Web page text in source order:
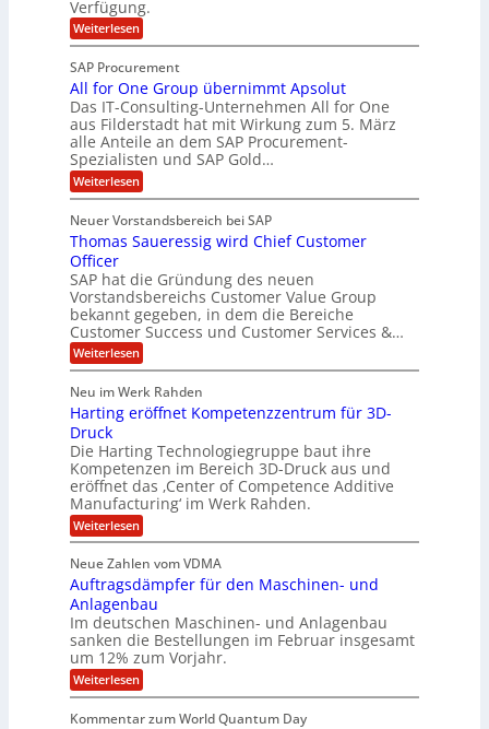
g
c
h
f
b
e
i
I
F
S
S
p
e
z
i
a
l
i
s
J
u
l
i
a
H
u
b
e
r
ä
l
t
6
5
M
i
l
l
i
o
n
p
p
n
e
n
n
t
C
T
O
V
P
S
a
l
e
s
n
g
i
n
e
r
i
n
g
f
ü
r
E
Verfügung.
Weiterlesen:
O
-
S
e
c
u
r
i
t
y
y
s
e
m
S
t
e
l
l
r
i
e
r
s
i
o
n
3
.
2
SAP Procurement
All for One Group übernimmt Apsolut
Das IT-Consulting-Unternehmen All for One
aus Filderstadt hat mit Wirkung zum 5. März
alle Anteile an dem SAP Procurement-
Spezialisten und SAP Gold…
Weiterlesen:
A
l
f
r
O
n
e
G
r
o
p
ü
r
n
i
m
m
t
A
p
s
o
l
u
t
Neuer Vorstandsbereich bei SAP
Thomas Saueressig wird Chief Customer
Officer
SAP hat die Gründung des neuen
Vorstandsbereichs Customer Value Group
bekannt gegeben, in dem die Bereiche
Customer Success und Customer Services &…
Weiterlesen:
T
o
m
S
a
u
e
r
e
s
i
w
i
r
d
C
h
i
e
Neu im Werk Rahden
Harting eröffnet Kompetenzzentrum für 3D-
Druck
Die Harting Technologiegruppe baut ihre
Kompetenzen im Bereich 3D-Druck aus und
eröffnet das ‚Center of Competence Additive
Manufacturing‘ im Werk Rahden.
Weiterlesen:
H
r
t
i
n
g
e
r
ö
f
n
Neue Zahlen vom VDMA
Auftragsdämpfer für den Maschinen- und
Anlagenbau
Im deutschen Maschinen- und Anlagenbau
sanken die Bestellungen im Februar insgesamt
um 12% zum Vorjahr.
Weiterlesen:
A
f
Kommentar zum World Quantum Day